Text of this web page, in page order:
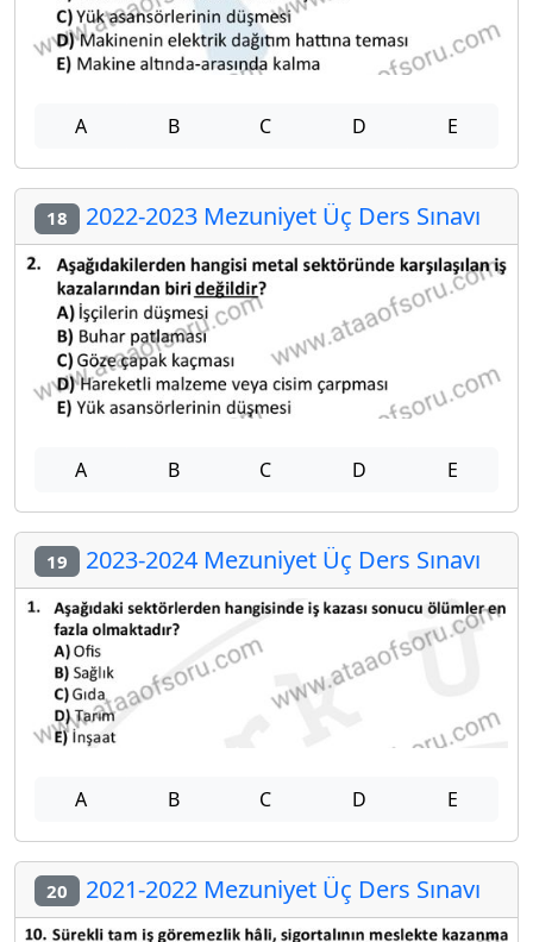
A B C D E
18 2022-2023 Mezuniyet Üç Ders Sınavı
A B C D E
19 2023-2024 Mezuniyet Üç Ders Sınavı
A B C D E
20 2021-2022 Mezuniyet Üç Ders Sınavı